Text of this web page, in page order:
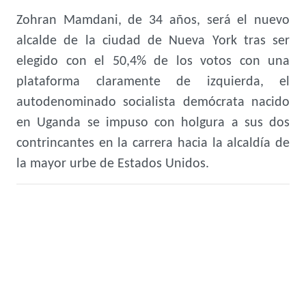
Zohran Mamdani, de 34 años, será el nuevo
alcalde de la ciudad de Nueva York tras ser
elegido con el 50,4% de los votos con una
plataforma claramente de izquierda, el
autodenominado socialista demócrata nacido
en Uganda se impuso con holgura a sus dos
contrincantes en la carrera hacia la alcaldía de
la mayor urbe de Estados Unidos.